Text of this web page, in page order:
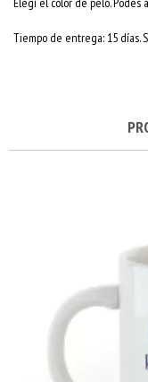
Tiempo de entrega: 15 días.